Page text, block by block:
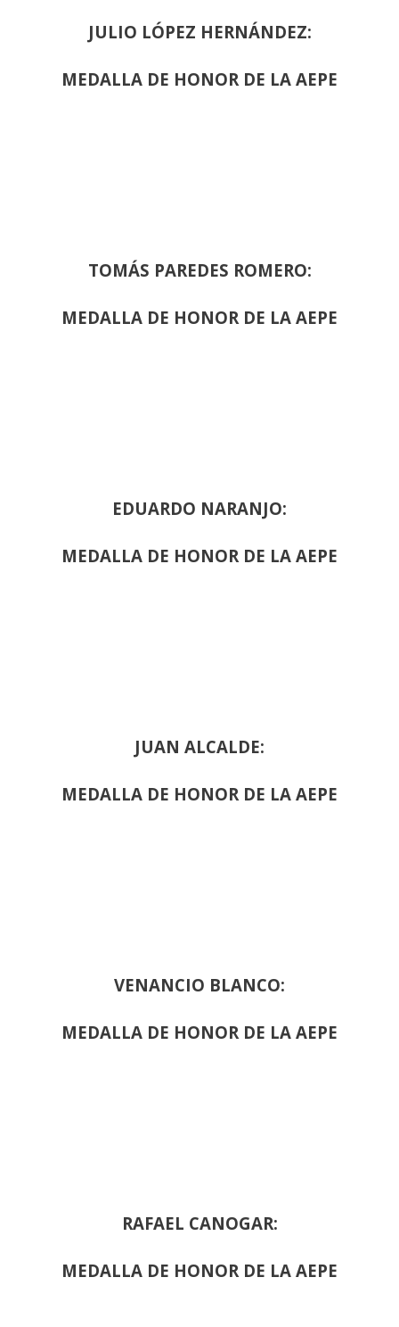
JULIO LÓPEZ HERNÁNDEZ:
MEDALLA DE HONOR DE LA AEPE
TOMÁS PAREDES ROMERO:
MEDALLA DE HONOR DE LA AEPE
EDUARDO NARANJO:
MEDALLA DE HONOR DE LA AEPE
JUAN ALCALDE:
MEDALLA DE HONOR DE LA AEPE
VENANCIO BLANCO:
MEDALLA DE HONOR DE LA AEPE
RAFAEL CANOGAR:
MEDALLA DE HONOR DE LA AEPE